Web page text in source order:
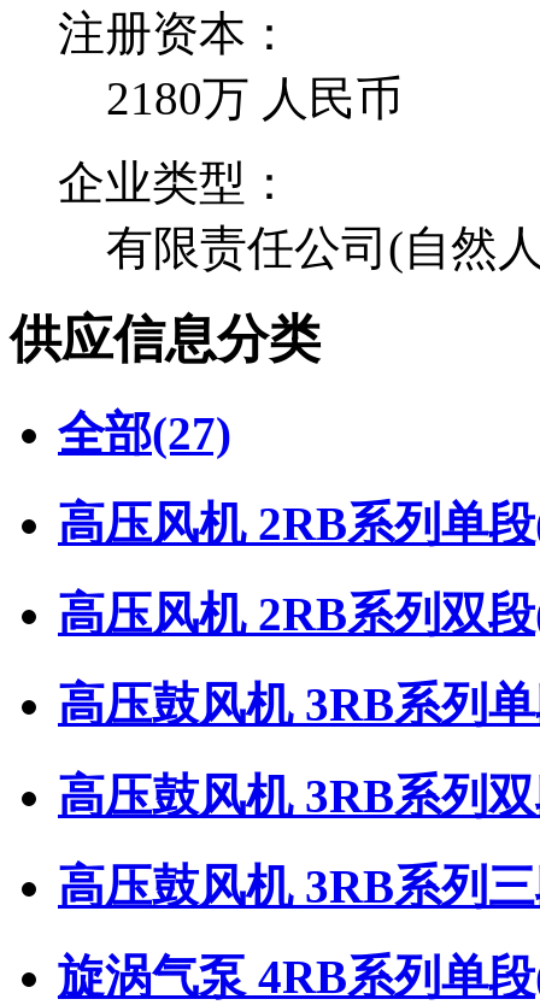
注册资本：
2180万 人民币
企业类型：
有限责任公司(自然
供应信息分类
全部(27)
高压风机 2RB系列单段
高压风机 2RB系列双段
高压鼓风机 3RB系列
高压鼓风机 3RB系列
高压鼓风机 3RB系列
旋涡气泵 4RB系列单段